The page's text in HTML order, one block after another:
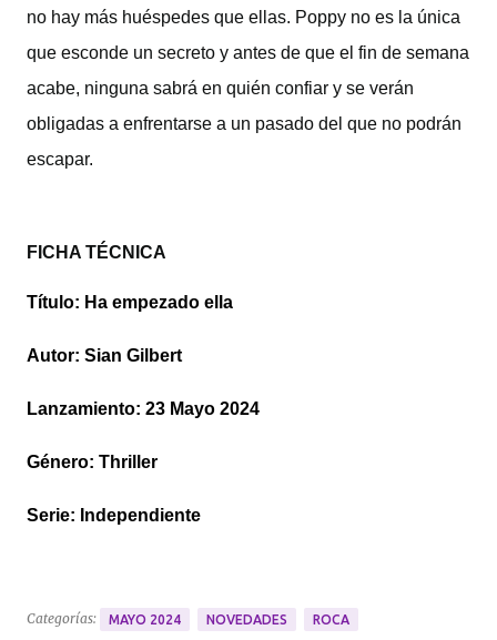
no hay más huéspedes que ellas. Poppy no es la única
que esconde un secreto y antes de que el fin de semana
acabe, ninguna sabrá en quién confiar y se verán
obligadas a enfrentarse a un pasado del que no podrán
escapar.
FICHA TÉCNICA
Título: Ha empezado ella
Autor: Sian Gilbert
Lanzamiento: 23 Mayo 2024
Género: Thriller
Serie: Independiente
Categorías: MAYO 2024 NOVEDADES ROCA